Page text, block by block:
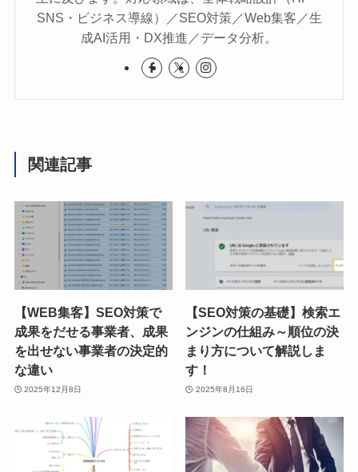
SNS・ビジネス導線）／SEO対策／Web集客／生
成AI活用・DX推進／データ分析。
関連記事
【WEB集客】SEO対策で
成果をだせる事業者、成果
を出せない事業者の決定的
な違い
2025年12月8日
【SEO対策の基礎】検索エ
ンジンの仕組み～順位の決
まり方について解説しま
す！
2025年8月16日